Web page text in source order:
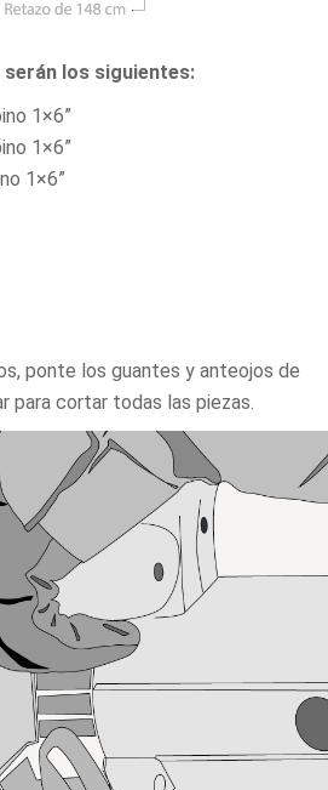
los siguientes:
1×6”
1×6”
1×6”
ponte los guantes y anteojos de
para cortar todas las piezas.